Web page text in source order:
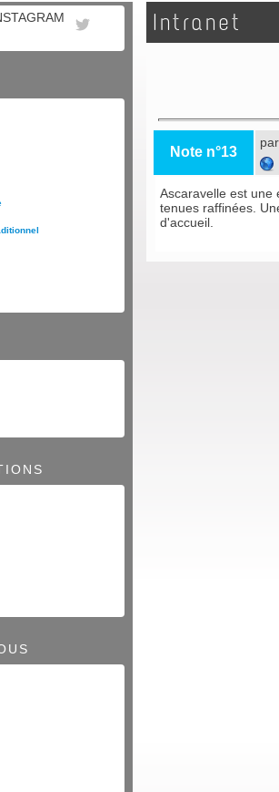
Intranet
Note n°13
par
Ascaravelle est une
tenues raffinées.
d'accueil.